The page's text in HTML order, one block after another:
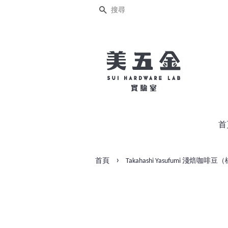
搜尋
首
首頁 › Takahashi Yasufumi 淺焙咖啡